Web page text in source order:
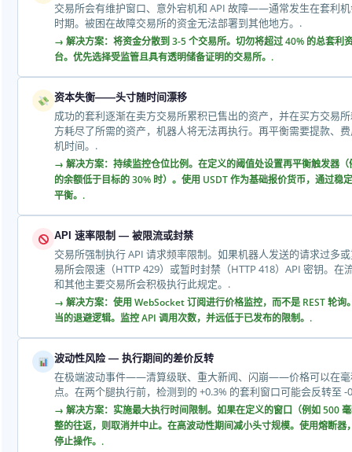
交易所会有维护窗口、意外宕机和 API 故障——通常发生在套利
时期。被困在故障交易所的资金无法部署到其他地方。.
→ 解决方案：将资金分散到 3-5 个交易所。切勿将超过 40% 的总套利
台。优先选择受监管且具有透明储备证明的交易所。.
资本失衡——头寸随时间漂移
成功的套利逐渐在卖方交易所累积已售出的资产，并在买方交易
方耗尽了所需的资产，机器人将无法再执行。再平衡需要提款、
机时间。.
→ 解决方案：持续监控仓位比例。在定义的阈值处设置再平衡触发器
的余额低于目标的 30% 时）。使用 USDT 作为基础报价货币，通过稳
平衡。.
API 速率限制 — 被限流或封禁
交易所强制执行 API 请求频率限制。如果机器人发送的请求过多
易所会限速（HTTP 429）或暂时封禁（HTTP 418）API 密钥。在
和其他主要交易所会积极执行此规定。.
→ 解决方案：使用 WebSocket 订阅进行价格监控，而不是 REST 轮询
当的退避逻辑。监控 API 调用次数，并远低于已发布的限制。.
波动性风险 — 执行期间的差价反转
在极端波动事件——清算级联、重大新闻、闪崩——价格可以在毫
点。在两个腿执行前，检测到的 +0.3% 的套利窗口可能会反转至 -
→ 解决方案：实施最大执行时间限制。如果在定义的窗口（例如 500
整的往返，则取消并中止。在高波动性期间减小头寸规模。使用熔断器
停止操作。.